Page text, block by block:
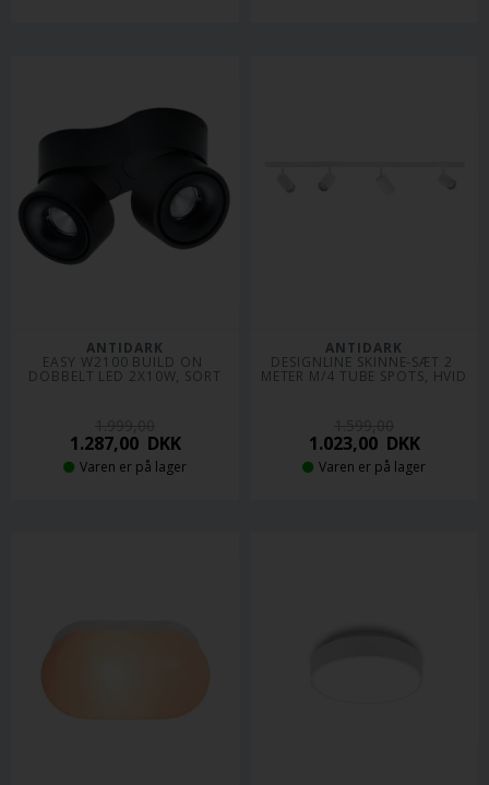
ANTIDARK
EASY W2100 BUILD ON
DOBBELT LED 2X10W, SORT
1.287,00DKK
Varen er på lager
ANTIDARK
DESIGNLINE SKINNE-SÆT 2
METER M/4 TUBE SPOTS, HVID
1.023,00DKK
Varen er på lager